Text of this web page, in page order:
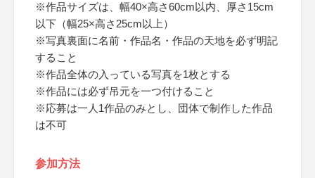
※作品サイズは、幅40×高さ60cm以内、厚さ15cm
以下（幅25×高さ25cm以上）
※写真裏面に名前・作品名・作品の天地を必ず明記
すること
※作品全体の入っている写真を1枚とする
※作品には必ず吊元を一つ付けること
※応募は一人1作品のみとし、団体で制作した作品
は不可
参加方法